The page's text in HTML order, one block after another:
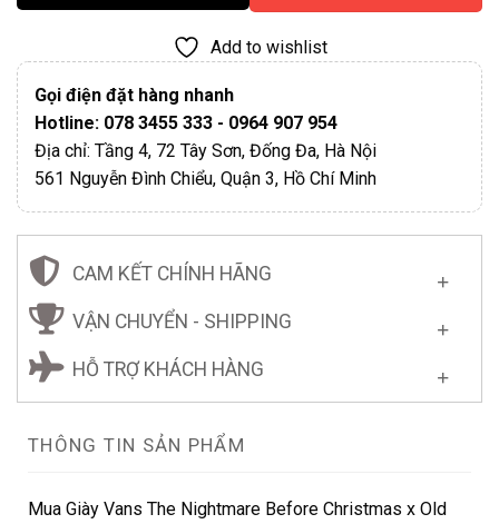
Add to wishlist
Gọi điện đặt hàng nhanh
Hotline: 078 3455 333 - 0964 907 954
Địa chỉ: Tầng 4, 72 Tây Sơn, Đống Đa, Hà Nội
561 Nguyễn Đình Chiểu, Quận 3, Hồ Chí Minh
CAM KẾT CHÍNH HÃNG
VẬN CHUYỂN - SHIPPING
HỖ TRỢ KHÁCH HÀNG
THÔNG TIN SẢN PHẨM
Mua Giày Vans The Nightmare Before Christmas x Old